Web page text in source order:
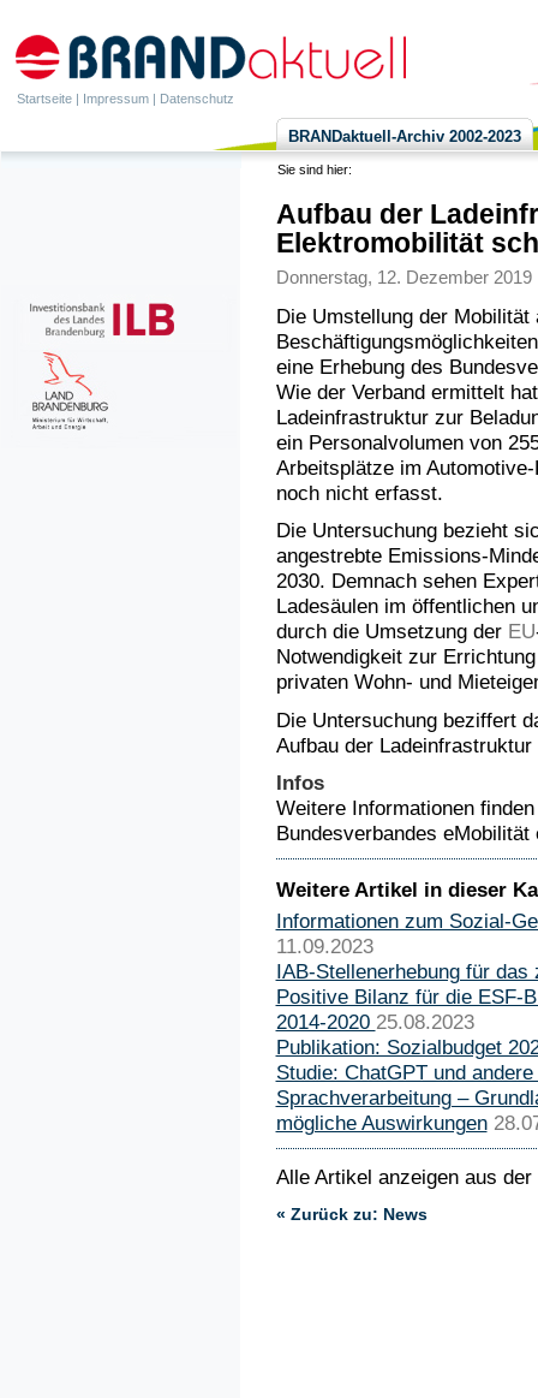
Startseite | Impressum | Datenschutz
BRANDaktuell-Archiv 2002-2023
Sie sind hier:
Aufbau der
Elektromobilität
Donnerstag, 12. Dezember
Die Umstellung der
eine Erhebung des
Wie der Verband ermittelt
Ladeinfrastruktur zur
ein Personalvolumen von
Arbeitsplätze im
noch nicht erfasst.
Die Untersuchung bezieht
angestrebte Emissions-
2030. Demnach sehen
Ladesäulen im öffentlichen
durch die Umsetzung der EU
Notwendigkeit zur
privaten Wohn- und
Die Untersuchung beziffert
Aufbau der
Infos
Weitere Informationen
Bundesverbandes eMobilität
Weitere Artikel in dieser
Informationen zum Sozial-
11.09.2023
IAB-Stellenerhebung für das
Positive Bilanz für die ESF-
2014-2020 25.08.2023
Publikation: Sozialbudget
Studie: ChatGPT und
Sprachverarbeitung –
mögliche Auswirkungen
Alle Artikel anzeigen aus
« Zurück zu: News